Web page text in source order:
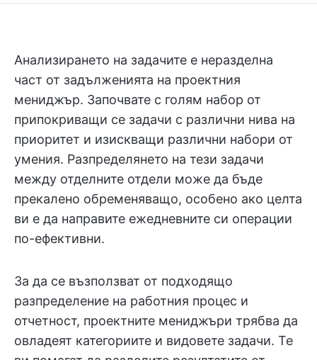
Анализирането на задачите е неразделна
част от задълженията на проектния
мениджър. Започвате с голям набор от
припокриващи се задачи с различни нива на
приоритет и изискващи различни набори от
умения. Разпределянето на тези задачи
между отделните отдели може да бъде
прекалено обременяващо, особено ако целта
ви е да направите ежедневните си операции
по-ефективни.
За да се възползват от подходящо
разпределение на работния процес и
отчетност, проектните мениджъри трябва да
овладеят категориите и видовете задачи. Те